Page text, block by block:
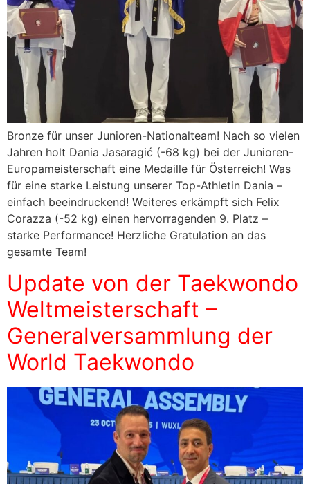
Bronze für unser Junioren-Nationalteam! Nach so vielen
Jahren holt Dania Jasaragić (-68 kg) bei der Junioren-
Europameisterschaft eine Medaille für Österreich! Was
für eine starke Leistung unserer Top-Athletin Dania –
einfach beeindruckend! Weiteres erkämpft sich Felix
Corazza (-52 kg) einen hervorragenden 9. Platz –
starke Performance! Herzliche Gratulation an das
gesamte Team!
Update von der Taekwondo
Weltmeisterschaft –
Generalversammlung der
World Taekwondo